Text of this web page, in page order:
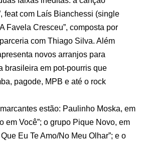
feat com Laís Bianchessi (single
Favela Cresceu”, composta por
com Thiago Silva. Além
novos arranjos para
brasileira em pot-pourris que
pagode, MPB e até o rock
estão: Paulinho Moska, em
em Você”; o grupo Pique Novo, em
Eu Te Amo/No Meu Olhar”; e o